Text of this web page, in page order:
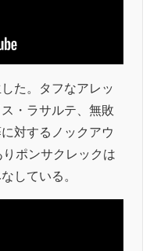
た。タフなアレッ
・ラサルテ、無敗
対するノックアウ
ポンサクレックは
している。